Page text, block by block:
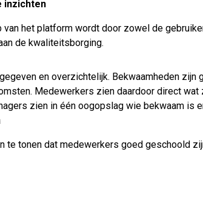
inzichten
het platform wordt door zowel de
de kwaliteitsborging.
en overzichtelijk. Bekwaamheden zijn
Medewerkers zien daardoor direct
zien in één oogopslag wie bekwaam is
te tonen dat medewerkers goed geschoold